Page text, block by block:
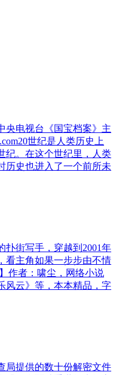
央电视台《国宝档案》主
世纪是人类历史上
纪。在这个世纪里，人类
历史也进入了一个前所未
扑街写手，穿越到2001年
看主角如果一步步由不情
作者：啸尘，网络小说
风云》等，本本精品，字
局提供的数十份解密文件